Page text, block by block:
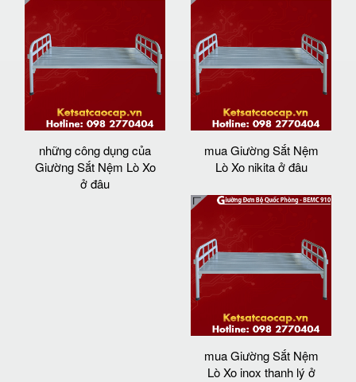
những công dụng của
Giường Sắt Nệm Lò Xo
ở đâu
mua Giường Sắt Nệm
Lò Xo nikita ở đâu
mua Giường Sắt Nệm
Lò Xo inox thanh lý ở